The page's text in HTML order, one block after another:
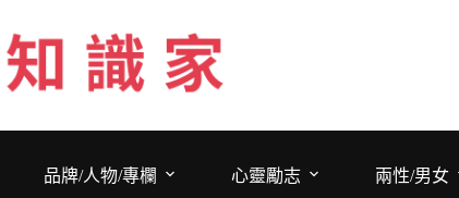
至
主
要
品牌/人物/專欄
心靈勵志 兩性/男女